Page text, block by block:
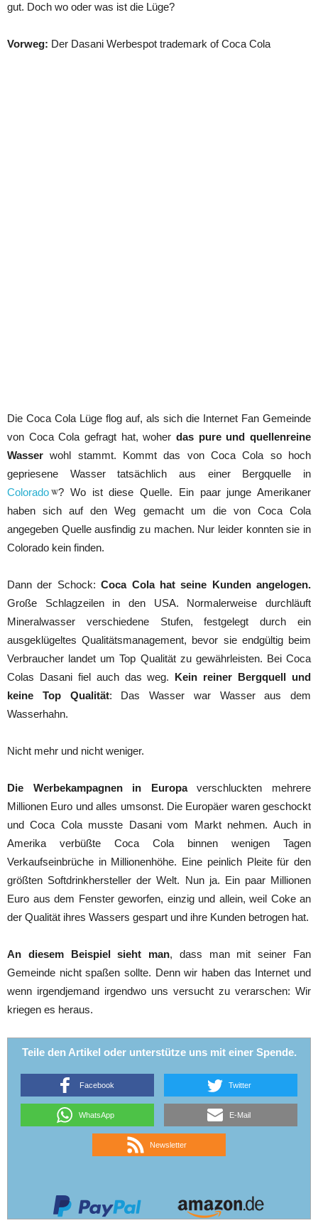
gut. Doch wo oder was ist die Lüge?
Vorweg: Der Dasani Werbespot trademark of Coca Cola
Die Coca Cola Lüge flog auf, als sich die Internet Fan Gemeinde
von Coca Cola gefragt hat, woher das pure und quellenreine
Wasser wohl stammt. Kommt das von Coca Cola so hoch
gepriesene Wasser tatsächlich aus einer Bergquelle in
Colorado
? Wo ist diese Quelle. Ein paar junge Amerikaner
haben sich auf den Weg gemacht um die von Coca Cola
angegeben Quelle ausfindig zu machen. Nur leider konnten sie in
Colorado kein finden.
Dann der Schock:Coca Cola hat seine Kunden angelogen.
Große Schlagzeilen in den USA. Normalerweise durchläuft
Mineralwasser verschiedene Stufen, festgelegt durch ein
ausgeklügeltes Qualitätsmanagement, bevor sie endgültig beim
Verbraucher landet um Top Qualität zu gewährleisten. Bei Coca
Colas Dasani fiel auch das weg. Kein reiner Bergquell und
keine Top Qualität: Das Wasser war Wasser aus dem
Wasserhahn.
Nicht mehr und nicht weniger.
Die Werbekampagnen in Europaverschluckten mehrere
Millionen Euro und alles umsonst. Die Europäer waren geschockt
und Coca Cola musste Dasani vom Markt nehmen. Auch in
Amerika verbüßte Coca Cola binnen wenigen Tagen
Verkaufseinbrüche in Millionenhöhe. Eine peinlich Pleite für den
größten Softdrinkhersteller der Welt. Nun ja. Ein paar Millionen
Euro aus dem Fenster geworfen, einzig und allein, weil Coke an
der Qualität ihres Wassers gespart und ihre Kunden betrogen hat.
An diesem Beispiel sieht man, dass man mit seiner Fan
Gemeinde nicht spaßen sollte. Denn wir haben das Internet und
wenn irgendjemand irgendwo uns versucht zu verarschen: Wir
kriegen es heraus.
Teile den Artikel oder unterstütze uns mit einer Spende.
Facebook Twitter
WhatsApp E-Mail
Newsletter